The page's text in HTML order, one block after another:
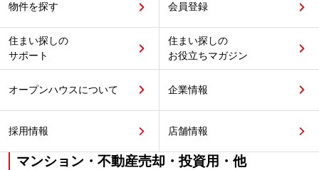
物件を探す 会員登録
住まい探しの
サポート
住まい探しの
お役立ちマガジン
オープンハウスについて 企業情報
採用情報 店舗情報
マンション・不動産売却・投資用・他